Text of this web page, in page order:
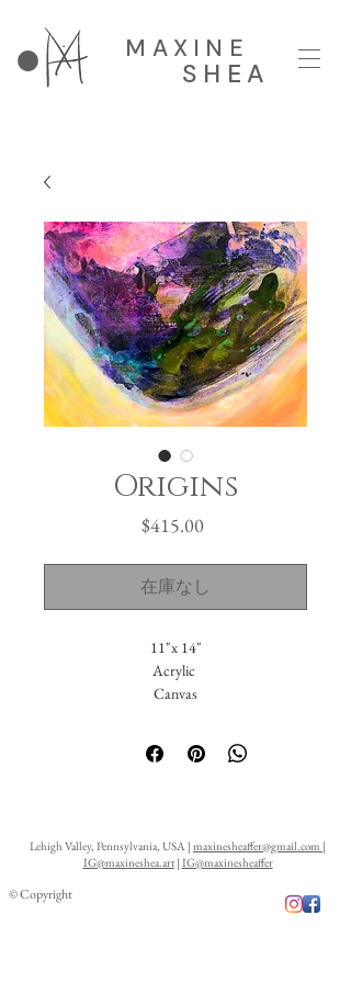
MAXINE
SHEA
Origins
$415.00価
在庫なし
11"x 14"
Acrylic
Canvas
Lehigh Valley, Pennsylvania, USA | maxinesheaffer@gmail.com |
IG@maxineshea.art| IG@maxinesheaffer
© Copyright